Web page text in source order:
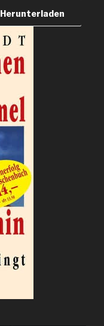
Herunterladen